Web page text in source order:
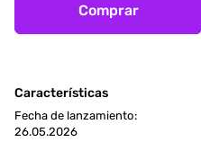
Comprar
Características
Fecha de lanzamiento:
26.05.2026